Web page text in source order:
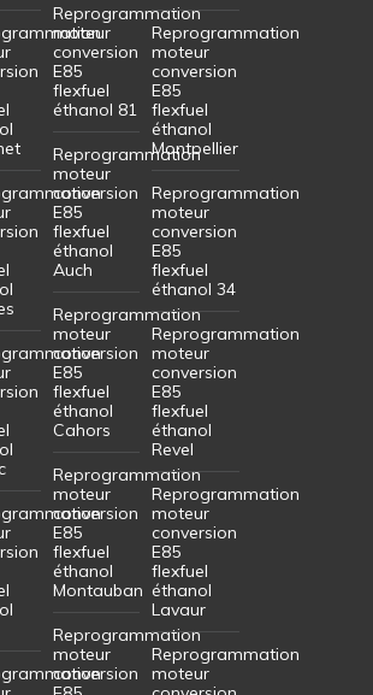
Reprogrammation
moteur
conversion
E85
flexfuel
éthanol 81
Reprogrammation
moteur
conversion
E85
flexfuel
éthanol
Auch
Reprogrammation
moteur
conversion
E85
flexfuel
éthanol
Cahors
Reprogrammation
moteur
conversion
E85
flexfuel
éthanol
Montauban
Reprogrammation
moteur
conversion
Reprogrammation
moteur
conversion
E85
flexfuel
éthanol
Montpellier
Reprogrammation
moteur
conversion
E85
flexfuel
éthanol 34
Reprogrammation
moteur
conversion
E85
flexfuel
éthanol
Revel
Reprogrammation
moteur
conversion
E85
flexfuel
éthanol
Lavaur
Reprogrammation
moteur